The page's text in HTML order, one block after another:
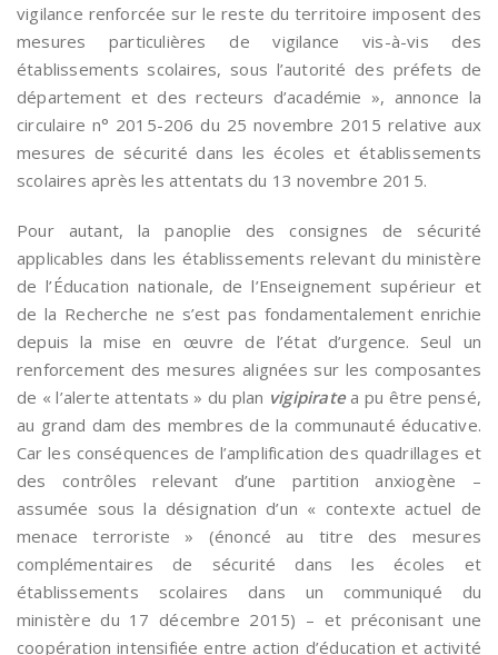
vigilance renforcée sur le reste du territoire imposent des
mesures particulières de vigilance vis-à-vis des
établissements scolaires, sous l’autorité des préfets de
département et des recteurs d’académie », annonce la
circulaire n° 2015-206 du 25 novembre 2015 relative aux
mesures de sécurité dans les écoles et établissements
scolaires après les attentats du 13 novembre 2015.
Pour autant, la panoplie des consignes de sécurité
applicables dans les établissements relevant du ministère
de l’Éducation nationale, de l’Enseignement supérieur et
de la Recherche ne s’est pas fondamentalement enrichie
depuis la mise en œuvre de l’état d’urgence. Seul un
renforcement des mesures alignées sur les composantes
de « l’alerte attentats » du plan vigipiratea pu être pensé,
au grand dam des membres de la communauté éducative.
Car les conséquences de l’amplification des quadrillages et
des contrôles relevant d’une partition anxiogène –
assumée sous la désignation d’un « contexte actuel de
menace terroriste » (énoncé au titre des mesures
complémentaires de sécurité dans les écoles et
établissements scolaires dans un communiqué du
ministère du 17 décembre 2015) – et préconisant une
coopération intensifiée entre action d’éducation et activité